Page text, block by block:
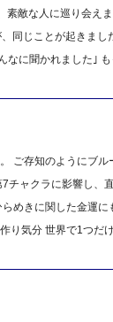
敵な人に巡り会え
同じことが起きま
に聞かれました｣
ご存知のようにブ
ャクラに影響し、
めきに関した金運に
り気分 世界で1つだ